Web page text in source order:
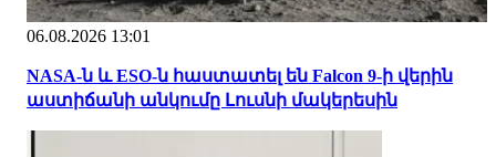
06.08.2026 13:01
NASA-ն և ESO-ն հաստատել են Falcon 9-ի վերին
աստիճանի անկումը Լուսնի մակերեսին